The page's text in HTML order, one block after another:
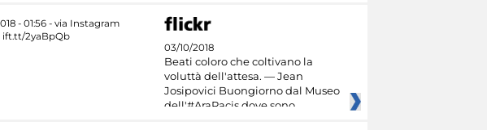
03/10/2018
Beati coloro che coltivano la
voluttà dell'attesa. — Jean
Josipovici Buongiorno dal Museo
dell'#AraPacis dove sono